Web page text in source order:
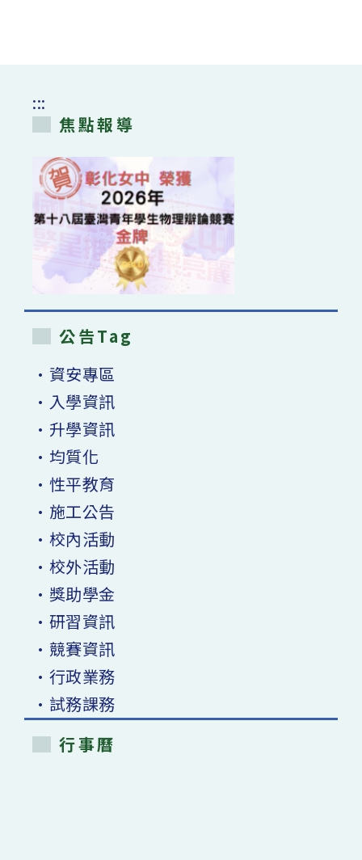
:::
焦點報導
公告Tag
•資安專區
•入學資訊
•升學資訊
•均質化
•性平教育
•施工公告
•校內活動
•校外活動
•獎助學金
•研習資訊
•競賽資訊
•行政業務
•試務課務
行事曆